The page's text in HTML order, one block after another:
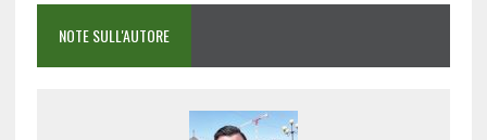
NOTE SULL'AUTORE